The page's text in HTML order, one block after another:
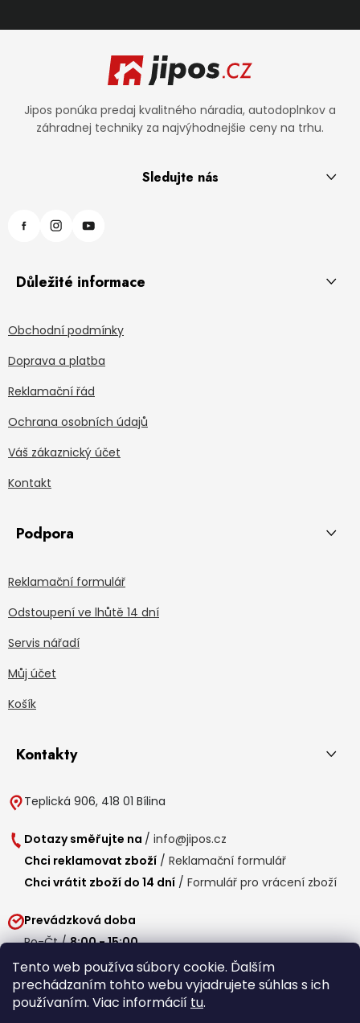
Tento web používa súbory cookie. Ďalším
prechádzaním tohto webu vyjadrujete súhlas s ich
používaním. Viac informácií tu.
Jipos ponúka predaj kvalitného náradia, autodoplnkov a
záhradnej techniky za najvýhodnejšie ceny na trhu.
Sledujte nás
Důležité informace
Obchodní podmínky
Doprava a platba
Reklamační řád
Ochrana osobních údajů
Váš zákaznický účet
Kontakt
Podpora
Reklamační formulář
Odstoupení ve lhůtě 14 dní
Servis nářadí
Můj účet
Košík
Kontakty
Teplická 906, 418 01 Bílina
Dotazy směřujte na / info@jipos.cz
Chci reklamovat zboží / Reklamační formulář
Chci vrátit zboží do 14 dní / Formulář pro vrácení zboží
Prevádzková doba
Po-Čt /8:00 - 15:00
Pá / 7:30 - 14:30
Obedňajšia prestávka /11:00 - 11:30